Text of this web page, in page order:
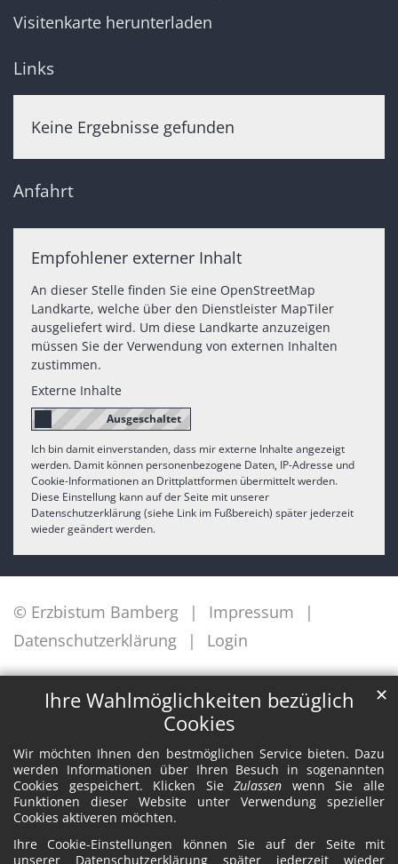
Ihre Wahlmöglichkeiten bezüglich
Cookies
Wir möchten Ihnen den bestmöglichen Service bieten. Dazu
werden Informationen über Ihren Besuch in sogenannten
Cookies gespeichert. Klicken SieZulassen wenn Sie alle
Funktionen dieser Website unter Verwendung spezieller
Cookies aktiveren möchten.
Ihre Cookie-Einstellungen können Sie auf der Seite mit
unserer Datenschutzerklärung später jederzeit wieder
✕
Visitenkarte herunterladen
Links
Keine Ergebnisse gefunden
Anfahrt
Empfohlener externer Inhalt
An dieser Stelle finden Sie eine OpenStreetMap
Landkarte, welche über den Dienstleister MapTiler
ausgeliefert wird. Um diese Landkarte anzuzeigen
müssen Sie der Verwendung von externen Inhalten
zustimmen.
Externe Inhalte
Ich bin damit einverstanden, dass mir externe Inhalte angezeigt
werden. Damit können personenbezogene Daten, IP-Adresse und
Cookie-Informationen an Drittplattformen übermittelt werden.
Diese Einstellung kann auf der Seite mit unserer
Datenschutzerklärung (siehe Link im Fußbereich) später jederzeit
wieder geändert werden.
© Erzbistum Bamberg
Impressum
Datenschutzerklärung
Login